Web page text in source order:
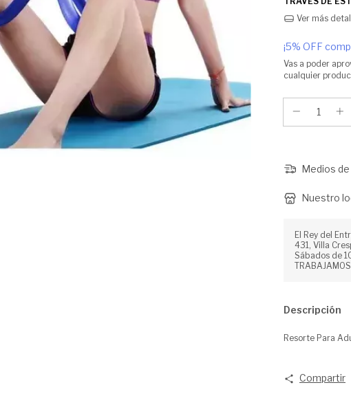
Ver más
¡5% OFF
Vas a poder
cualquier
Medios
Nuestro
El Rey del
431, Villa
Sábados de
Descripción
Resorte Para
Compartir